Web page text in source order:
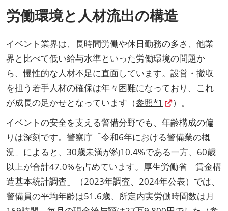
労働環境と人材流出の構造
イベント業界は、長時間労働や休日勤務の多さ、他業
界と比べて低い給与水準といった労働環境の問題か
ら、慢性的な人材不足に直面しています。設営・撤収
を担う若手人材の確保は年々困難になっており、これ
が成長の足かせとなっています（参照*1
）。
イベントの安全を支える警備分野でも、年齢構成の偏
りは深刻です。警察庁「令和6年における警備業の概
況」によると、30歳未満が約10.4%である一方、60歳
以上が合計47.0%を占めています。厚生労働省「賃金構
造基本統計調査」（2023年調査、2024年公表）では、
警備員の平均年齢は51.6歳、所定内実労働時間数は月